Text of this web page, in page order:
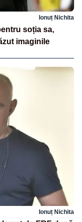
Ionuț Nichita
soția sa,
imaginile
Ionuț Nichita